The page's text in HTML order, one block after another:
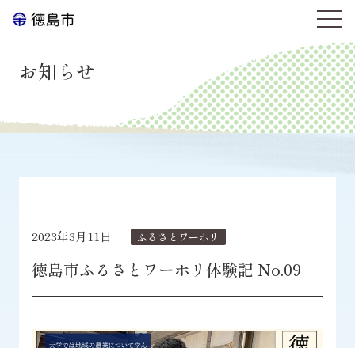
お知らせ
2023年3月11日 ふるさとワーホリ
徳島市ふるさとワーホリ体験記 No.09